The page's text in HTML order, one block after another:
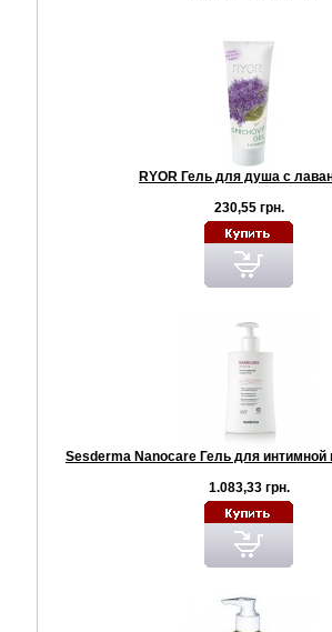
RYOR Гель для душа с
230,55 грн.
Sesderma Nanocare Гель для интимной
1.083,33 грн.